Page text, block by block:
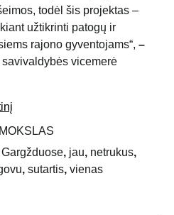
todėl šis projektas –
užtikrinti patogų ir
rajono gyventojams“, –
vicemerė
Gargžduose, jau, netrukus,
, sutartis, vienas